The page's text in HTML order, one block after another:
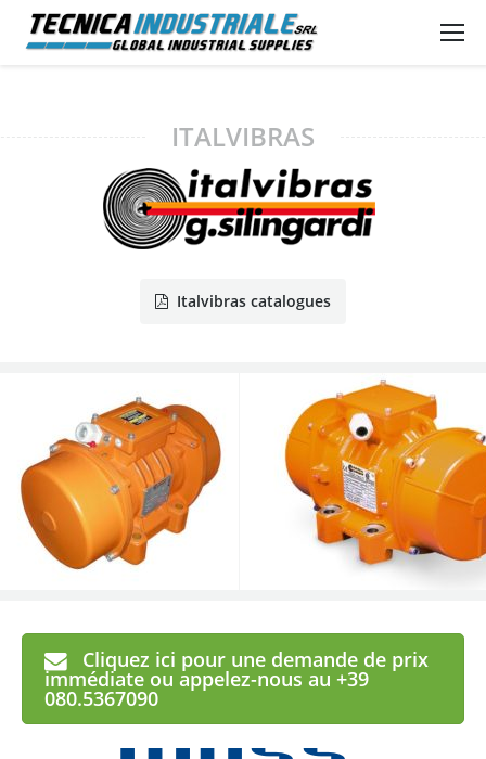
ITALVIBRAS
Italvibras catalogues
Cliquez ici pour une demande de prix
immédiate ou appelez-nous au +39
080.5367090